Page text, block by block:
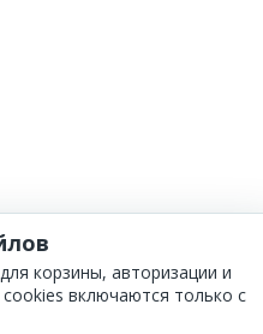
корзины, авторизации и
включаются только с